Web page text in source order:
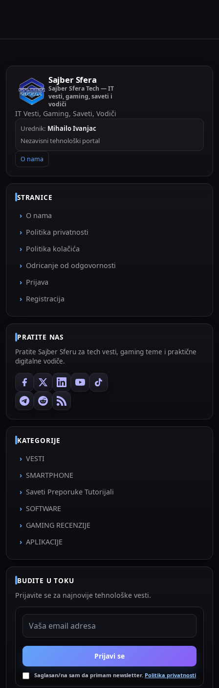
Sajber Sfera
Sajber Sfera Tech — IT
vesti, gaming, saveti i
vodiči
IT Vesti, Gaming, Saveti, Vodiči
Urednik: Mihailo Ivanjac
Nezavisni tehnološki portal
O nama
STRANICE
O nama
Politika privatnosti
Politika kolačića
Odricanje od odgovornosti
Prijava
Registracija
PRATITE NAS
Pratite Sajber Sferu za tech vesti, gaming teme i praktične
digitalne vodiče.
KATEGORIJE
VESTI
SMARTPHONE
Saveti Preporuke Tutorijali
SOFTWARE
GAMING RECENZIJE
APLIKACIJE
BUDITE U TOKU
Prijavite se za najnovije tehnološke vesti.
EMAIL ADRESA
Prijavi se
Saglasan/na sam da primam newsletter. Politika privatnosti